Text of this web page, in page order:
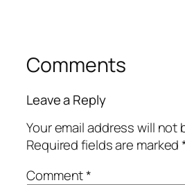
Comments
Leave a Reply
Your email address will not
Required fields are marked
Comment*